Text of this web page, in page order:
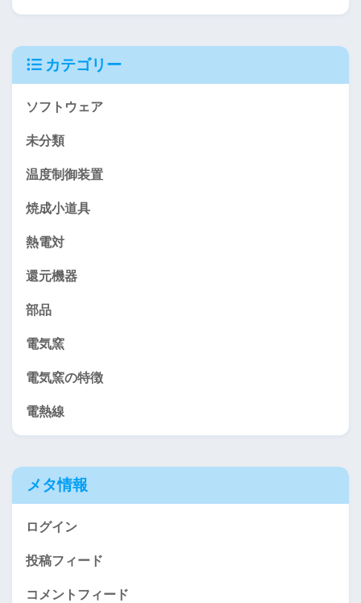
カテゴリー
ソフトウェア
未分類
温度制御装置
焼成小道具
熱電対
還元機器
部品
電気窯
電気窯の特徴
電熱線
メタ情報
ログイン
投稿フィード
コメントフィード